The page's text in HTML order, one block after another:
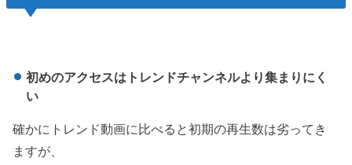
初めのアクセスはトレンドチャンネルより集まりにく
い
確かにトレンド動画に比べると初期の再生数は劣ってき
ますが、